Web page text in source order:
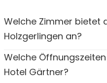
Welche Zimmer bietet
Holzgerlingen an?
Welche
Hotel Gärtner?